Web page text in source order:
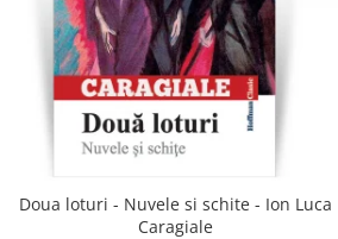
Doua loturi - Nuvele si schite - Ion Luca
Caragiale